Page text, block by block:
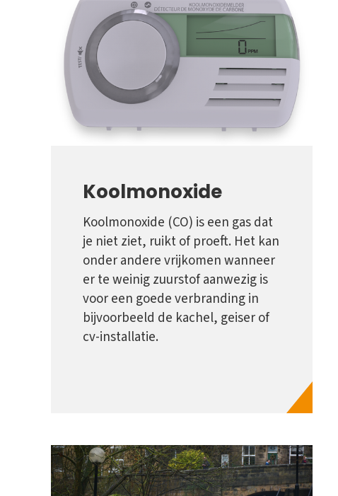
Koolmonoxide
Koolmonoxide (CO) is een gas dat
je niet ziet, ruikt of proeft. Het kan
onder andere vrijkomen wanneer
er te weinig zuurstof aanwezig is
voor een goede verbranding in
bijvoorbeeld de kachel, geiser of
cv-installatie.